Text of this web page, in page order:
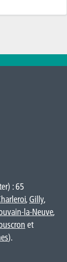
: 65
, Gilly,
la-Neuve,
et
).